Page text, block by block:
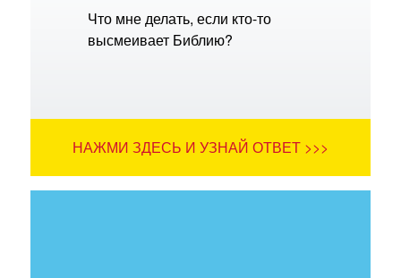
Что мне делать, если кто-то
высмеивает Библию?
НАЖМИ ЗДЕСЬ И УЗНАЙ ОТВЕТ >>>